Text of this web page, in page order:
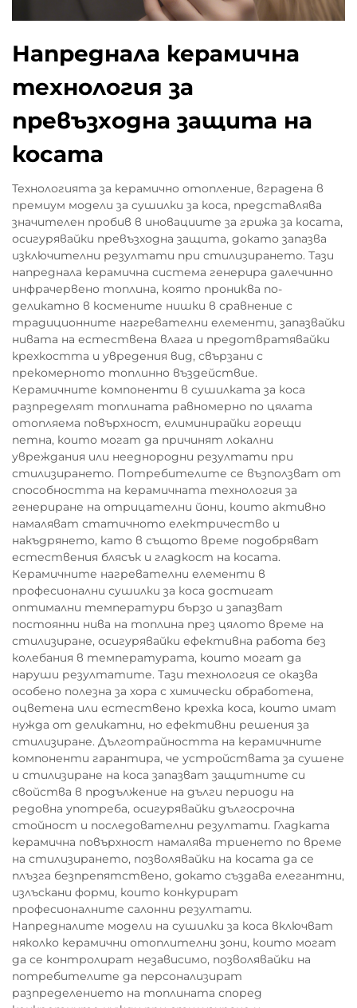
Напреднала керамична
технология за
превъзходна защита на
косата
Технологията за керамично отопление, вградена в
премиум модели за сушилки за коса, представлява
значителен пробив в иновациите за грижа за косата,
осигурявайки превъзходна защита, докато запазва
изключителни резултати при стилизирането. Тази
напреднала керамична система генерира далечинно
инфрачервено топлина, която прониква по-
деликатно в космените нишки в сравнение с
традиционните нагревателни елементи, запазвайки
нивата на естествена влага и предотвратявайки
крехкостта и увредения вид, свързани с
прекомерното топлинно въздействие.
Керамичните компоненти в сушилката за коса
разпределят топлината равномерно по цялата
отопляема повърхност, елиминирайки горещи
петна, които могат да причинят локални
увреждания или нееднородни резултати при
стилизирането. Потребителите се възползват от
способността на керамичната технология за
генериране на отрицателни йони, които активно
намаляват статичното електричество и
накъдрянето, като в същото време подобряват
естествения блясък и гладкост на косата.
Керамичните нагревателни елементи в
професионални сушилки за коса достигат
оптимални температури бързо и запазват
постоянни нива на топлина през цялото време на
стилизиране, осигурявайки ефективна работа без
колебания в температурата, които могат да
наруши резултатите. Тази технология се оказва
особено полезна за хора с химически обработена,
оцветена или естествено крехка коса, които имат
нужда от деликатни, но ефективни решения за
стилизиране. Дълготрайността на керамичните
компоненти гарантира, че устройствата за сушене
и стилизиране на коса запазват защитните си
свойства в продължение на дълги периоди на
редовна употреба, осигурявайки дългосрочна
стойност и последователни резултати. Гладката
керамична повърхност намалява триенето по време
на стилизирането, позволявайки на косата да се
плъзга безпрепятствено, докато създава елегантни,
излъскани форми, които конкурират
професионалните салонни резултати.
Напредналите модели на сушилки за коса включват
няколко керамични отоплителни зони, които могат
да се контролират независимо, позволявайки на
потребителите да персонализират
разпределението на топлината според